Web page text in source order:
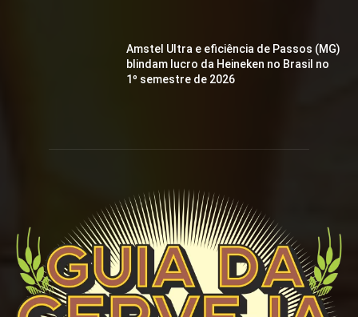
Amstel Ultra e eficiência de Passos (MG)
blindam lucro da Heineken no Brasil no
1º semestre de 2026